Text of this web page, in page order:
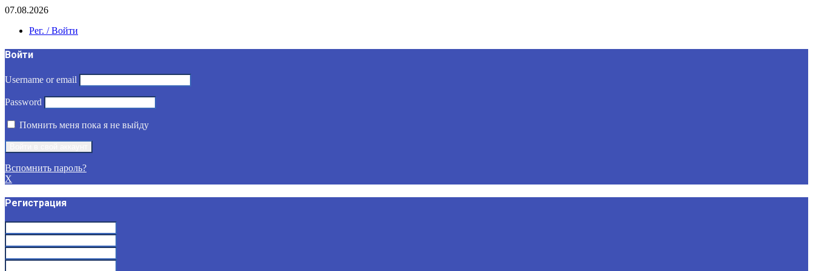
07.08.2026
Рег. / Войти
Войти
Username or email
Password
Помнить меня пока я не выйду
Вспомнить пароль?
X
Регистрация